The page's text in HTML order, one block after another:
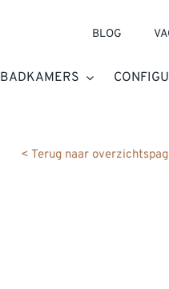
BLOG
BADKAMERS
< Terug naar